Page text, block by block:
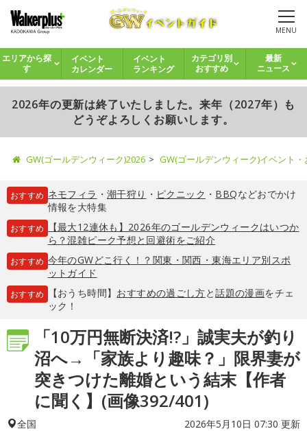
MENU
エリアから探
す
イベント
カレンダー
イベント
ランキング
カテゴリ別
おすすめ
最新
ニュース
2026年の更新は終了いたしました。来年（2027年）も
どうぞよろしくお願いします。
GW(ゴールデンウィーク)2026 GW(ゴールデンウィーク)イベント
おすすめ ネモフィラ ・ 潮干狩り ・ ピクニック ・ BBQなどおでかけ
情報を大特集
おすすめ
【最大12連休も】2026年のゴールデンウィークはいつか
ら？混雑ピーク予想と回避術をご紹介
おすすめ 今年のGWどこ行く！？関東・関西・東海エリア別スポ
ットガイド
おすすめ 【おうち時間】 おすすめの過ごし方と話題の漫画をチェ
ック！
「10万円無断決済!?」誠実夫が釣り
沼へ→「家族より趣味？」限界妻が
突きつけた離婚という結末【作者
に聞く】(画像392/401)
全国 2026年5月10日 07:30 更新